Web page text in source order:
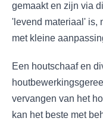
gemaakt en zijn via
'levend materiaal' is,
met kleine
Een houtschaaf en
vervangen van het
kan het beste met